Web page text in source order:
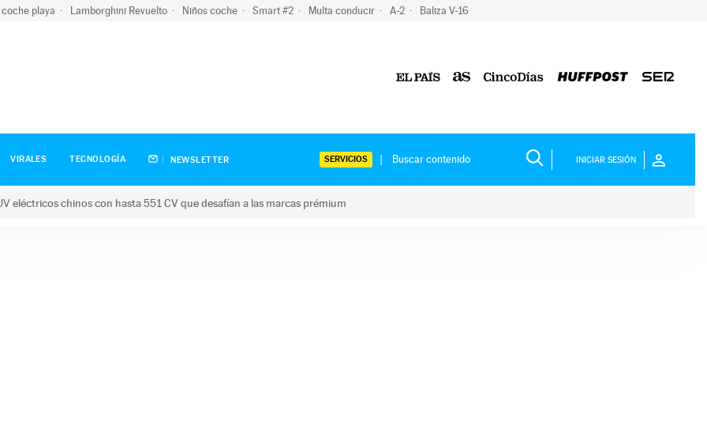
coche playa Lamborghini Revuelto Niños coche Smart #2 Multa conducir A-2 Baliza V-16
VIRALES TECNOLOGÍA NEWSLETTER SERVICIOS INICIAR SESIÓN
eléctricos chinos con hasta 551 CV que desafían a las marcas prémium